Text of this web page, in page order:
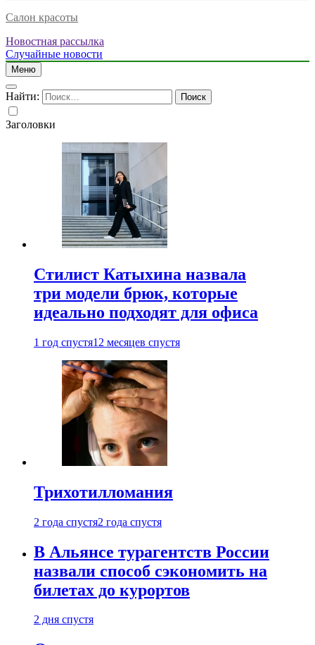
Салон красоты
Новостная рассылка
Случайные новости
Меню
Найти:
Заголовки
Стилист Катыхина назвала
три модели брюк, которые
идеально подходят для офиса
1 год спустя12 месяцев спустя
Трихотилломания
2 года спустя2 года спустя
В Альянсе турагентств России
назвали способ сэкономить на
билетах до курортов
2 дня спустя